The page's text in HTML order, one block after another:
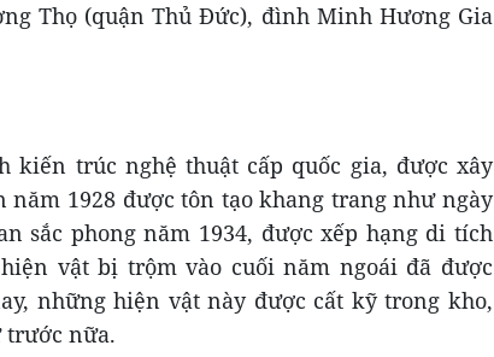
Thọ (quận Thủ Đức), đình Minh Hương Gia
trúc nghệ thuật cấp quốc gia, được xây
năm 1928 được tôn tạo khang trang như ngày
sắc phong năm 1934, được xếp hạng di tích
vật bị trộm vào cuối năm ngoái đã được
những hiện vật này được cất kỹ trong kho,
trước nữa.